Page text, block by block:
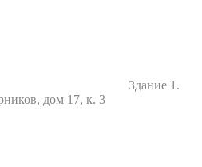
Здание 1.
дом 17, к. 3